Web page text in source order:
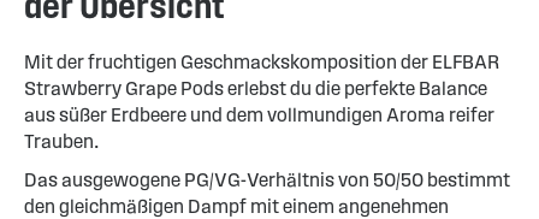
Mit der fruchtigen Geschmackskomposition der ELFBAR
Strawberry Grape Pods erlebst du die perfekte Balance
aus süßer Erdbeere und dem vollmundigen Aroma reifer
Trauben.
Das ausgewogene PG/VG-Verhältnis von 50/50 bestimmt
den gleichmäßigen Dampf mit einem angenehmen